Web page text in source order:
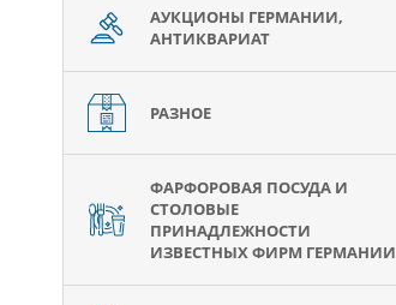
АУКЦИОНЫ ГЕРМАНИИ,
АНТИКВАРИАТ
РАЗНОЕ
ФАРФОРОВАЯ ПОСУДА И
СТОЛОВЫЕ
ПРИНАДЛЕЖНОСТИ
ИЗВЕСТНЫХ ФИРМ ГЕРМАНИИ